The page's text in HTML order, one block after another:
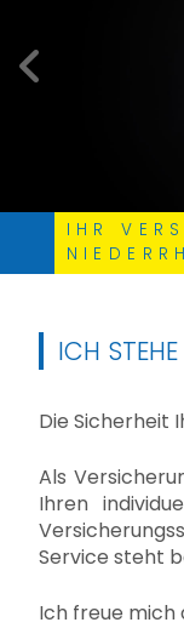
IHR
ICH
Die Sicherheit
Als
Ihren
Service steht
Ich freue mich